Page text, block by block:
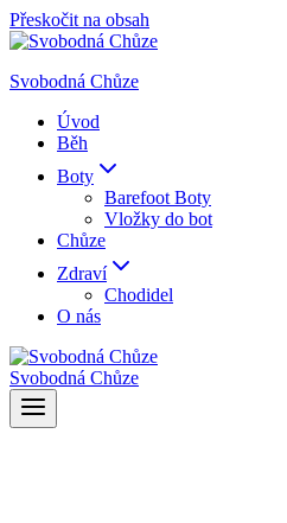
Přeskočit na obsah
Svobodná Chůze
Úvod
Běh
Boty
Barefoot Boty
Vložky do bot
Chůze
Zdraví
Chodidel
O nás
Svobodná Chůze